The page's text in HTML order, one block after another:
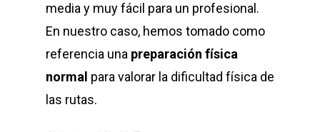
media y muy fácil para un profesional.
En nuestro caso, hemos tomado como
referencia una preparación física
normal para valorar la dificultad física de
las rutas.